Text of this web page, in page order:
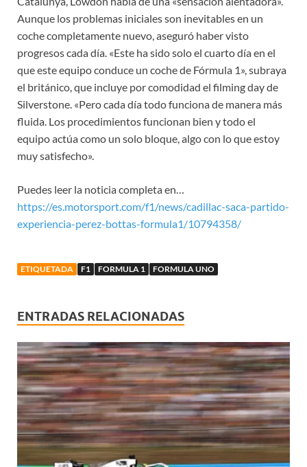
Aunque los problemas iniciales son inevitables en un
coche completamente nuevo, aseguró haber visto
progresos cada día. «Este ha sido solo el cuarto día en el
que este equipo conduce un coche de Fórmula 1», subraya
el británico, que incluye por comodidad el filming day de
Silverstone. «Pero cada día todo funciona de manera más
fluida. Los procedimientos funcionan bien y todo el
equipo actúa como un solo bloque, algo con lo que estoy
muy satisfecho».
Puedes leer la noticia completa en…
https://es.motorsport.com/f1/news/cadillac-saca-partido-
experiencia-perez-bottas-formula1/10794358/
ETIQUETADA F1 FORMULA 1 FORMULA UNO
ENTRADAS RELACIONADAS